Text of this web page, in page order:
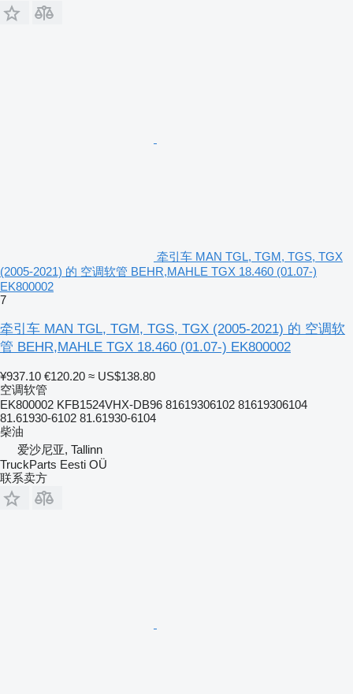
牵引车 MAN TGL, TGM, TGS, TGX
(2005-2021) 的 空调软管 BEHR,MAHLE TGX 18.460 (01.07-)
EK800002
7
牵引车 MAN TGL, TGM, TGS, TGX (2005-2021) 的 空调软
管 BEHR,MAHLE TGX 18.460 (01.07-) EK800002
¥937.10 €120.20 ≈ US$138.80
空调软管
EK800002 KFB1524VHX-DB96 81619306102 81619306104
81.61930-6102 81.61930-6104
柴油
爱沙尼亚, Tallinn
TruckParts Eesti OÜ
联系卖方